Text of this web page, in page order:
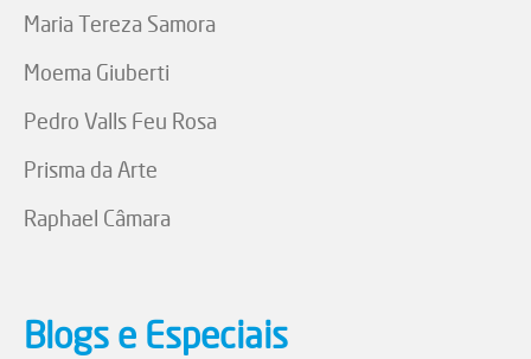
Maria Tereza Samora
Moema Giuberti
Pedro Valls Feu Rosa
Prisma da Arte
Raphael Câmara
Blogs e Especiais